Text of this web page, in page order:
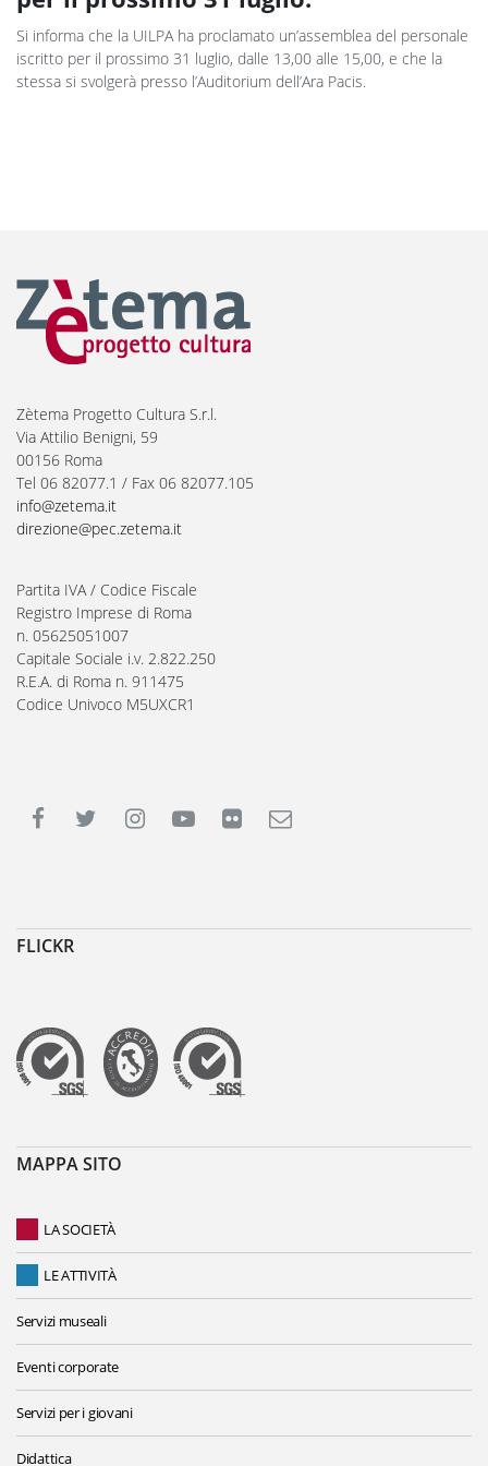
Si informa che la UILPA ha proclamato un’assemblea del personale
iscritto per il prossimo 31 luglio, dalle 13,00 alle 15,00, e che la
stessa si svolgerà presso l’Auditorium dell’Ara Pacis.
Zètema Progetto Cultura S.r.l.
Via Attilio Benigni, 59
00156 Roma
Tel 06 82077.1 / Fax 06 82077.105
info@zetema.it
direzione@pec.zetema.it
Partita IVA / Codice Fiscale
Registro Imprese di Roma
n. 05625051007
Capitale Sociale i.v. 2.822.250
R.E.A. di Roma n. 911475
Codice Univoco M5UXCR1
FLICKR
MAPPA SITO
LA SOCIETÀ
LE ATTIVITÀ
Servizi museali
Eventi corporate
Servizi per i giovani
Didattica